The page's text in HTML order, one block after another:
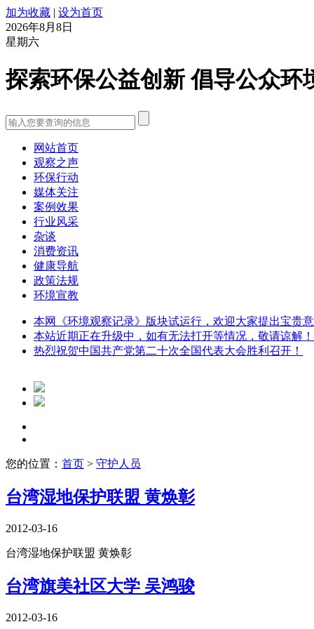
加为收藏 | 设为首页
2026年8月8日
星期六
探索环保公益创新 倡导公众环
网站首页
观察之声
环保行动
媒体关注
案例效果
行业风采
杂谈
消费资讯
健康导航
政策法规
环境宣教
本网《环境观察记录》版块试运行，欢迎大家提出宝贵
本站近期正在升级中，如有无法打开等情况，敬请谅解！
热烈祝贺中国共产党第二十次全国代表大会胜利召开！
您的位置： 首页 > 守护人员
台湾湿地保护联盟 黄焕彰
2012-03-16
台湾湿地保护联盟 黄焕彰
台湾旗美社区大学 吴鸿骏
2012-03-16